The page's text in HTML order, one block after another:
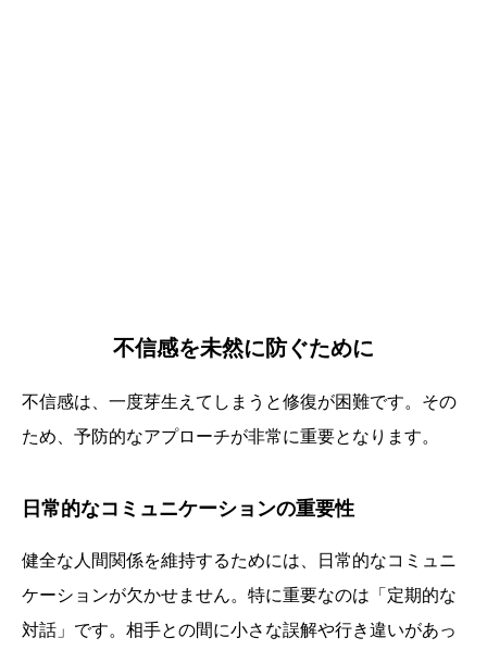
不信感を未然に防ぐために
不信感は、一度芽生えてしまうと修復が困難です。その
ため、予防的なアプローチが非常に重要となります。
日常的なコミュニケーションの重要性
健全な人間関係を維持するためには、日常的なコミュニ
ケーションが欠かせません。特に重要なのは「定期的な
対話」です。相手との間に小さな誤解や行き違いがあっ